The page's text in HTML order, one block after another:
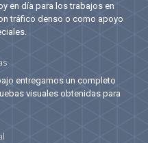
en día para los trabajos en
tráfico denso o como apoyo
entregamos un completo
visuales obtenidas para